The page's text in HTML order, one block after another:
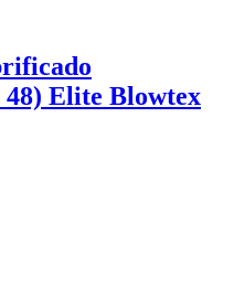
48) Elite Blowtex